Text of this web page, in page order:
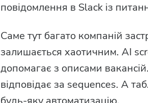
повідомлення в Slack із
Саме тут багато компаній
залишається хаотичним. AI
допомагає з описами
відповідає за sequences. А